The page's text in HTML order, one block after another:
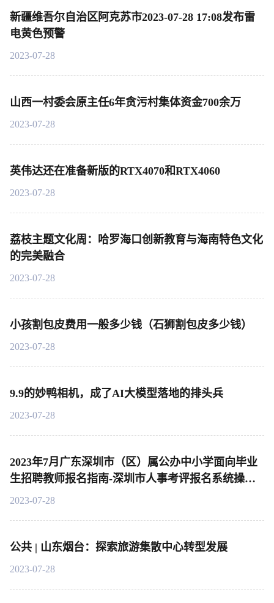
新疆维吾尔自治区阿克苏市2023-07-28 17:08发布雷
电黄色预警
2023-07-28
山西一村委会原主任6年贪污村集体资金700余万
2023-07-28
英伟达还在准备新版的RTX4070和RTX4060
2023-07-28
荔枝主题文化周：哈罗海口创新教育与海南特色文化
的完美融合
2023-07-28
小孩割包皮费用一般多少钱（石狮割包皮多少钱）
2023-07-28
9.9的妙鸭相机，成了AI大模型落地的排头兵
2023-07-28
2023年7月广东深圳市（区）属公办中小学面向毕业
生招聘教师报名指南-深圳市人事考评报名系统操作
说明
2023-07-28
公共 | 山东烟台：探索旅游集散中心转型发展
2023-07-28